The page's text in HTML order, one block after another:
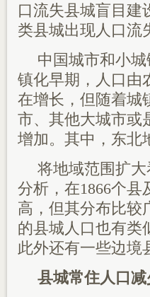
口流失县城盲目建
类县城出现人口流
中国城市和小
镇化早期，人口由
在增长，但随着城
市、其他大城市或
增加。其中，东北
将地域范围扩大
分析，在1866个
高，但其分布比较
的县城人口也有类
此外还有一些边境
县城常住人口减